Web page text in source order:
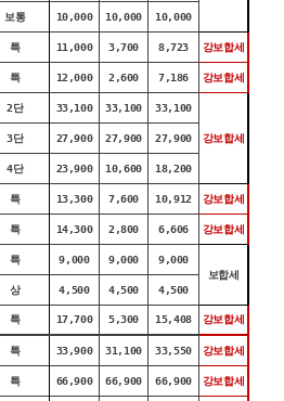
보통 10,000 10,000 10,000
특 11,000 3,700 8,723 강보합세
특 12,000 2,600 7,186 강보합세
2단 33,100 33,100 33,100
강보합세
3단 27,900 27,900 27,900
4단 23,900 10,600 18,200
특 13,300 7,600 10,912 강보합세
특 14,300 2,800 6,606 강보합세
특 9,000 9,000
9,000
보합세
상
4,500 4,500 4,500
특 17,700 5,300 15,408 강보합세
특 33,900 31,100 33,550 강보합세
특 66,900 66,900 66,900 강보합세